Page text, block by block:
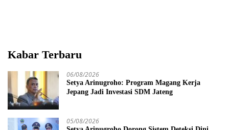
Kabar Terbaru
06/08/2026
Setya Arinugroho: Program Magang Kerja
Jepang Jadi Investasi SDM Jateng
05/08/2026